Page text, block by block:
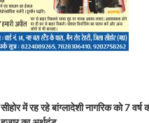
सीहोर में रह रहे बांग्लादेशी नागरिक को 7